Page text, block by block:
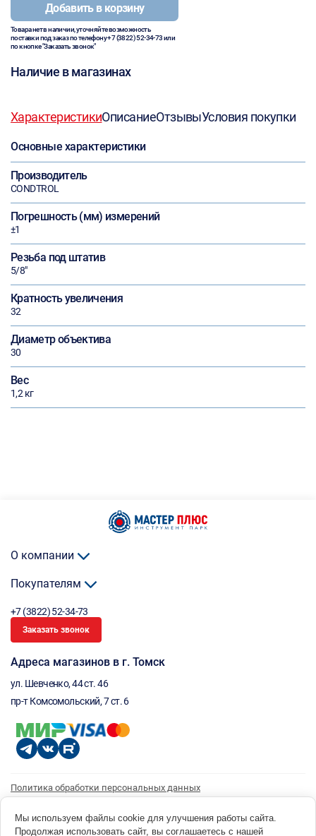
Добавить в корзину
Товара нет в наличии, уточняйте возможность
поставки под заказ по телефону+7 (3822) 52-34-73или
по кнопке "Заказать звонок"
Наличие в магазинах
ХарактеристикиОписаниеОтзывыУсловия покупки
Основные характеристики
Производитель
CONDTROL
Погрешность (мм) измерений
±1
Резьба под штатив
5/8"
Кратность увеличения
32
Диаметр объектива
30
Вес
1,2 кг
О компании
Покупателям
+7 (3822) 52-34-73
Заказать звонок
Адреса магазинов в г. Томск
ул. Шевченко, 44 ст. 46
пр-т Комсомольский, 7 ст. 6
Политика обработки персональных данных
Согласие на получение рассылки
Мы используем файлы cookie для улучшения работы сайта.
Продолжая использовать сайт, вы соглашаетесь с нашей